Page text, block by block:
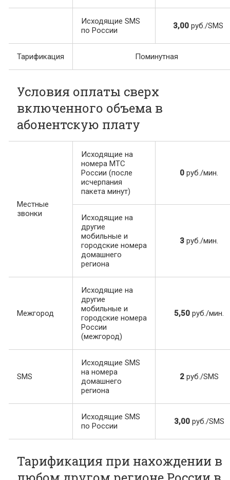
Исходящие SMS
по России
3,00руб./SMS
Тарификация Поминутная
Условия оплаты сверх
включенного объема в
абонентскую плату
Местные
звонки
Исходящие на
номера МТС
России (после
исчерпания
пакета минут)
0 руб./мин.
Исходящие на
другие
мобильные и
городские номера
домашнего
региона
3 руб./мин.
Межгород
Исходящие на
другие
мобильные и
городские номера
России
(межгород)
5,50 руб./мин.
SMS
Исходящие SMS
на номера
домашнего
региона
2руб./SMS
Исходящие SMS
по России
3,00руб./SMS
Тарификация при нахождении в